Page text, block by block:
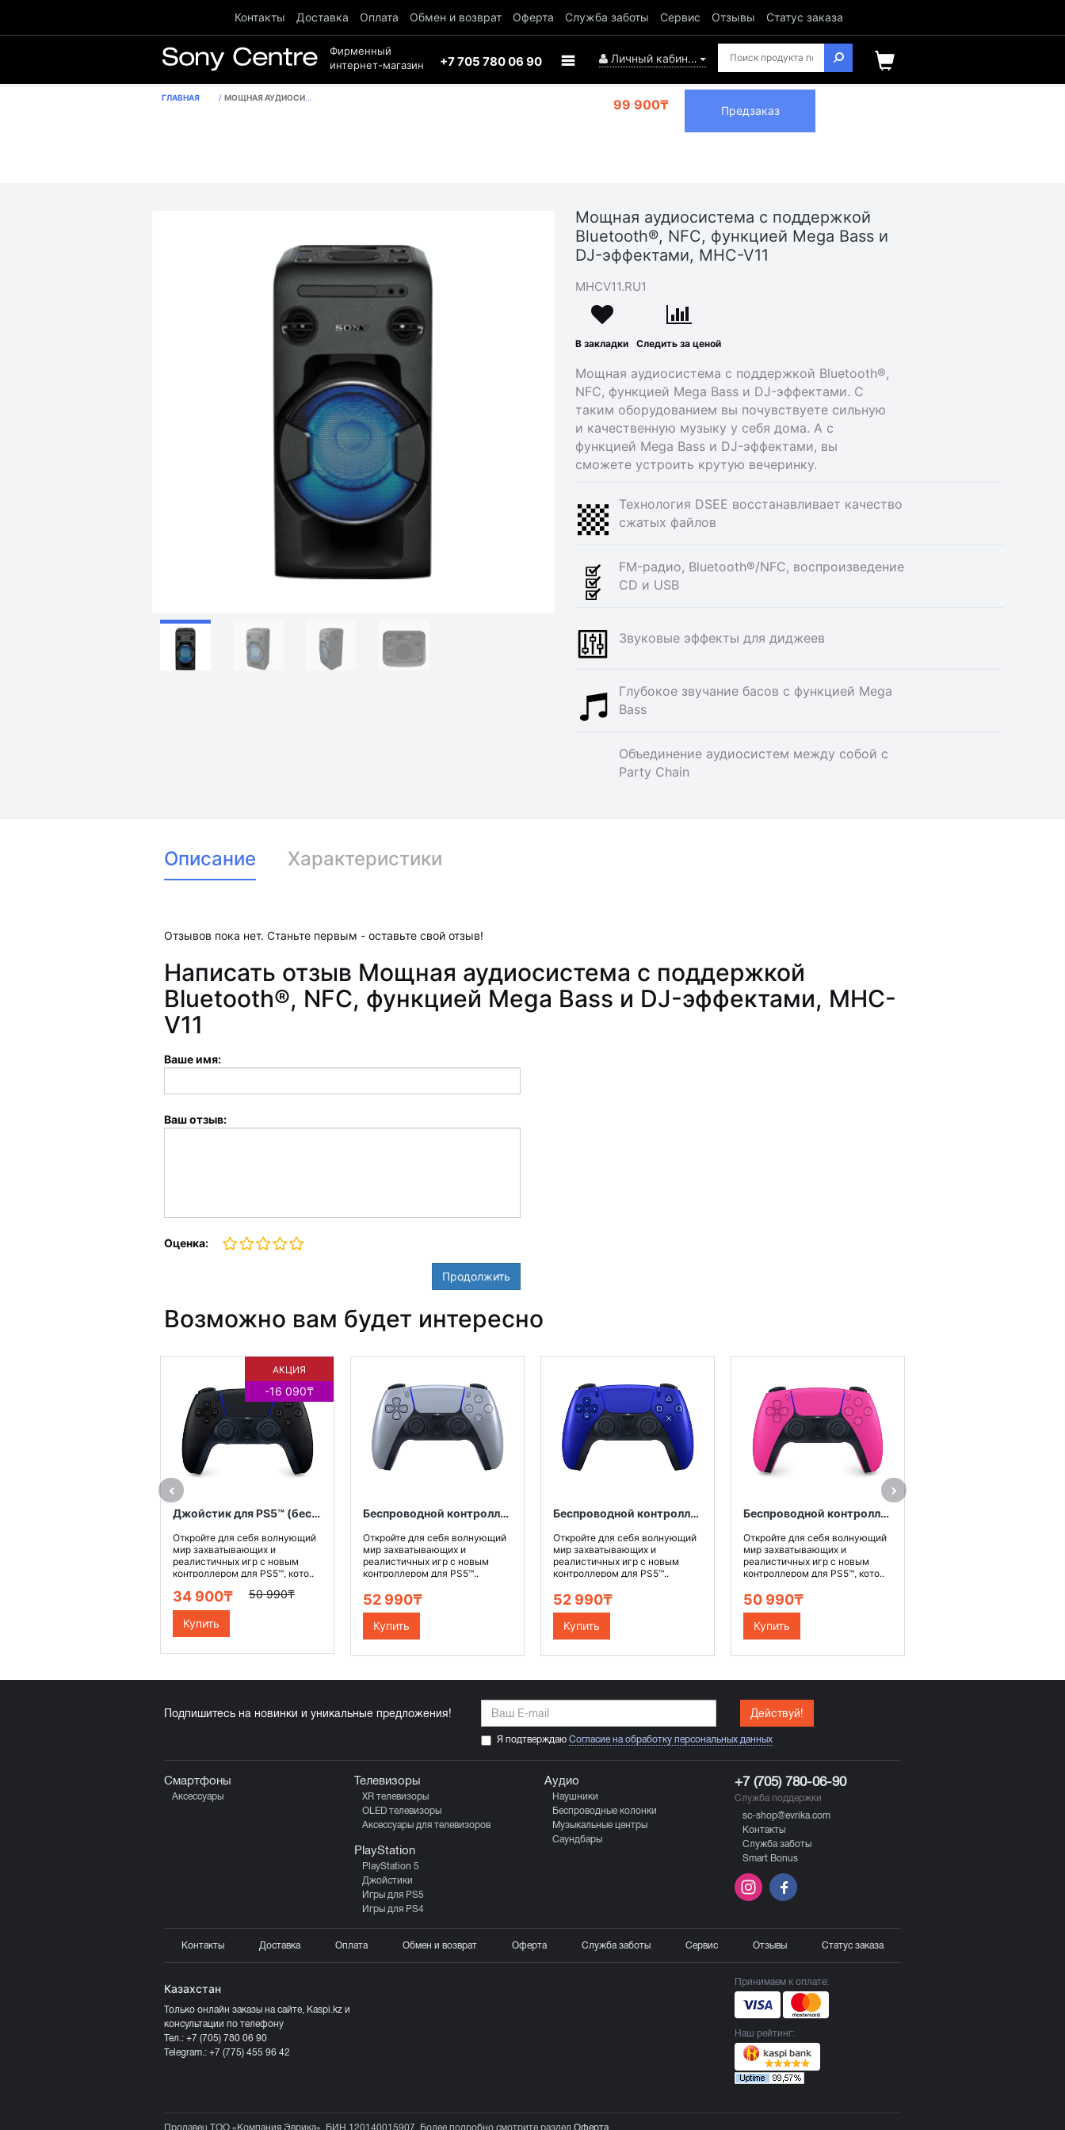
Контакты Доставка Оплата Обмен и возврат Оферта Служба заботы Сервис Отзывы Статус заказа
Фирменный
интернет-магазин
+7 705 780 06 90 Личный кабинет
ГЛАВНАЯ МОЩНАЯ АУДИОСИСТЕМА С ПОДДЕРЖКОЙ BLUETOOTH®, NFC, ФУНКЦИЕЙ MEGA BASS И DJ-ЭФФЕКТАМИ, MHC-V11 99 900₸ Предзаказ
Мощная аудиосистема с поддержкой
Bluetooth®, NFC, функцией Mega Bass и
DJ-эффектами, MHC-V11
MHCV11.RU1
В закладки Следить за ценой
Мощная аудиосистема с поддержкой Bluetooth®,
NFC, функцией Mega Bass и DJ-эффектами. С
таким оборудованием вы почувствуете сильную
и качественную музыку у себя дома. А с
функцией Mega Bass и DJ-эффектами, вы
сможете устроить крутую вечеринку.
Технология DSEE восстанавливает качество
сжатых файлов
FM-радио, Bluetooth®/NFC, воспроизведение
CD и USB
Звуковые эффекты для диджеев
Глубокое звучание басов с функцией Mega
Bass
Объединение аудиосистем между собой с
Party Chain
Описание Характеристики
Отзывов пока нет. Станьте первым - оставьте свой отзыв!
Написать отзыв Мощная аудиосистема с поддержкой
Bluetooth®, NFC, функцией Mega Bass и DJ-эффектами, MHC-
V11
Ваше имя:
Ваш отзыв:
Оценка:
Продолжить
Возможно вам будет интересно
АКЦИЯ
-16 090₸
Джойстик для PS5™ (беспроводной контроллер), цвет Черная Полночь,
Откройте для себя волнующий
мир захватывающих и
реалистичных игр с новым
контроллером для PS5™, кото..
34 900₸ 50 990₸
Купить
Беспроводной контроллер DualSense™ для PS5™, цвет Монетный серебряный
Откройте для себя волнующий
мир захватывающих и
реалистичных игр с новым
контроллером для PS5™..
52 990₸
Купить
Беспроводной контроллер DualSense™ для PS5™, цвет Кобальтовый синий
Откройте для себя волнующий
мир захватывающих и
реалистичных игр с новым
контроллером для PS5™..
52 990₸
Купить
Беспроводной контроллер DualSense™ для PS5™, цвет Розовый "Новая звезда"
Откройте для себя волнующий
мир захватывающих и
реалистичных игр с новым
контроллером для PS5™, кото..
50 990₸
Купить
Подпишитесь на новинки и уникальные предложения! Действуй!
Я подтверждаю Согласие на обработку персональных данных
Смартфоны
Аксессуары
Телевизоры
XR телевизоры
OLED телевизоры
Аксессуары для телевизоров
PlayStation
PlayStation 5
Джойстики
Игры для PS5
Игры для PS4
Аудио
Наушники
Беспроводные колонки
Музыкальные центры
Саундбары
+7 (705) 780-06-90
Служба поддержки
sc-shop@evrika.com
Контакты
Служба заботы
Smart Bonus
Контакты Доставка Оплата Обмен и возврат Оферта Служба заботы Сервис Отзывы Статус заказа
Казахстан
Только онлайн заказы на сайте, Kaspi.kz и
консультации по телефону
Тел.: +7 (705) 780 06 90
Telegram.: +7 (775) 455 96 42
Принимаем к оплате:
Наш рейтинг:
Продавец ТОО «Компания Эврика», БИН 120140015907. Более подробно смотрите раздел Оферта